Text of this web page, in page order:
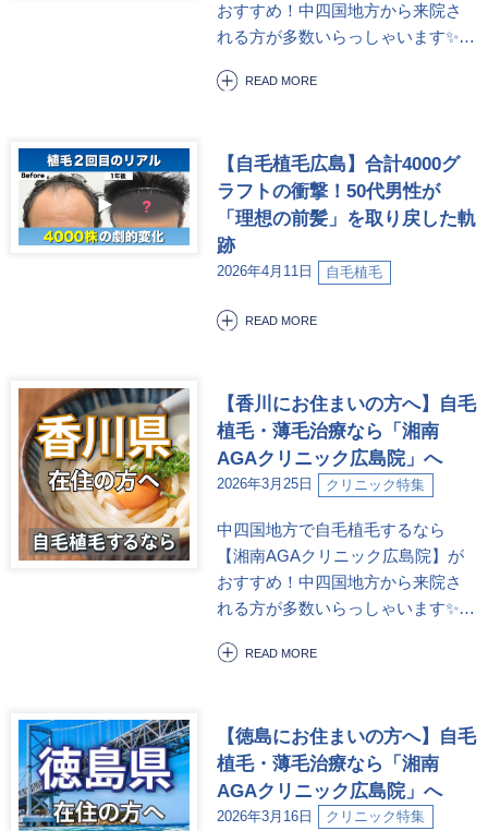
おすすめ！中四国地方から来院さ
れる方が多数いらっしゃいます✨…
READ MORE
2026年4月11日 自毛植毛
【自毛植毛広島】合計4000グ
ラフトの衝撃！50代男性が
「理想の前髪」を取り戻した軌
跡
READ MORE
2026年3月25日 クリニック特集
【香川にお住まいの方へ】自毛
植毛・薄毛治療なら「湘南
AGAクリニック広島院」へ
中四国地方で自毛植毛するなら
【湘南AGAクリニック広島院】が
おすすめ！中四国地方から来院さ
れる方が多数いらっしゃいます✨…
READ MORE
2026年3月16日 クリニック特集
【徳島にお住まいの方へ】自毛
植毛・薄毛治療なら「湘南
AGAクリニック広島院」へ